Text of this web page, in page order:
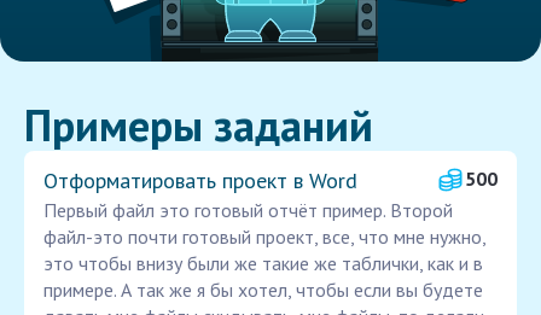
Примеры заданий
Отформатировать проект в Word
500
Первый файл это готовый отчёт пример. Второй
файл-это почти готовый проект, все, что мне нужно,
это чтобы внизу были же такие же таблички, как и в
примере. А так же я бы хотел, чтобы если вы будете